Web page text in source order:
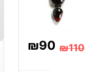
₪110
₪90